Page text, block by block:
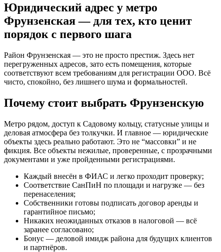
Юридический адрес у метро
Фрунзенская — для тех, кто ценит
порядок с первого шага
Район Фрунзенская — это не просто престиж. Здесь нет
перегруженных адресов, зато есть помещения, которые
соответствуют всем требованиям для регистрации ООО. Всё
чисто, спокойно, без лишнего шума и формальностей.
Почему стоит выбрать Фрунзенскую
Метро рядом, доступ к Садовому кольцу, статусные улицы и
деловая атмосфера без толкучки. И главное — юридические
объекты здесь реально работают. Это не “массовки” и не
фикция. Все объекты нежилые, проверенные, с прозрачными
документами и уже пройденными регистрациями.
Каждый внесён в ФИАС и легко проходит проверку;
Соответствие СанПиН по площади и нагрузке — без
перенаселения;
Собственники готовы подписать договор аренды и
гарантийное письмо;
Никаких неожиданных отказов в налоговой — всё
заранее согласовано;
Бонус — деловой имидж района для будущих клиентов
и партнёров.